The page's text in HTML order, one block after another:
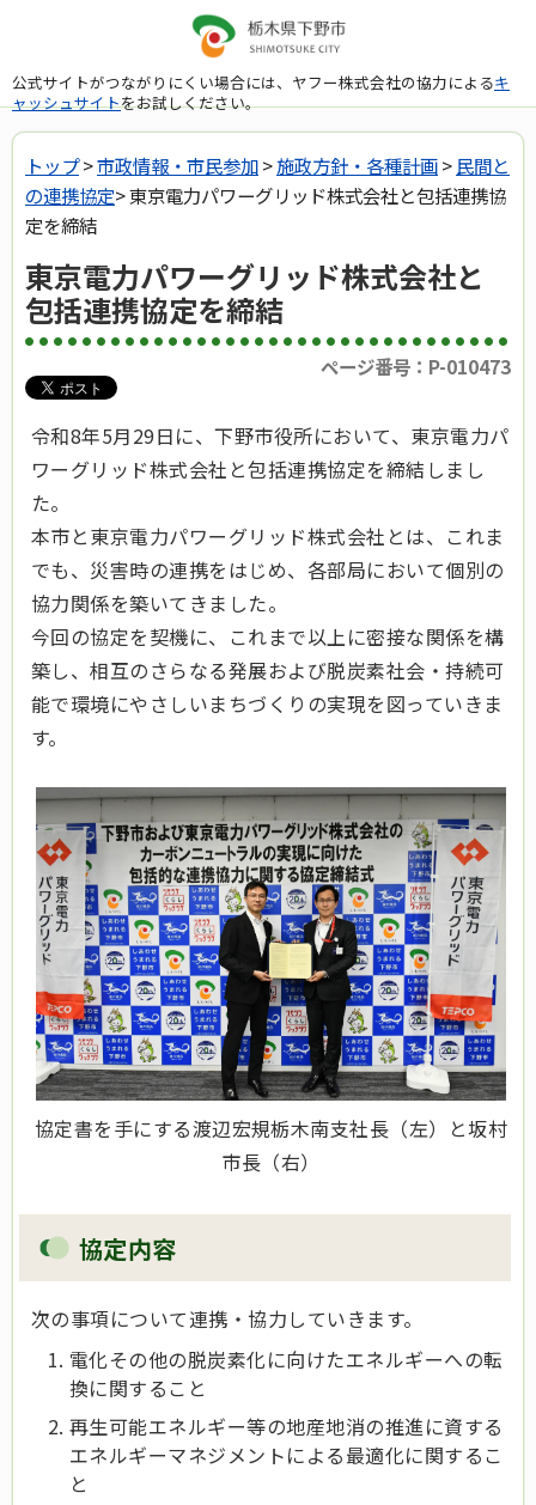
公式サイトがつながりにくい場合には、ヤフー株式会社の協力によるキ
ャッシュサイトをお試しください。
トップ>市政情報・市民参加>施政方針・各種計画> 民間と
の連携協定> 東京電力パワーグリッド株式会社と包括連携協
定を締結
東京電力パワーグリッド株式会社と
包括連携協定を締結
ページ番号：P-010473
令和8年5月29日に、下野市役所において、東京電力パ
ワーグリッド株式会社と包括連携協定を締結しまし
た。
本市と東京電力パワーグリッド株式会社とは、これま
でも、災害時の連携をはじめ、各部局において個別の
協力関係を築いてきました。
今回の協定を契機に、これまで以上に密接な関係を構
築し、相互のさらなる発展および脱炭素社会・持続可
能で環境にやさしいまちづくりの実現を図っていきま
す。
協定書を手にする渡辺宏規栃木南支社長（左）と坂村
市長（右）
協定内容
次の事項について連携・協力していきます。
電化その他の脱炭素化に向けたエネルギーへの転
換に関すること
再生可能エネルギー等の地産地消の推進に資する
エネルギーマネジメントによる最適化に関するこ
と